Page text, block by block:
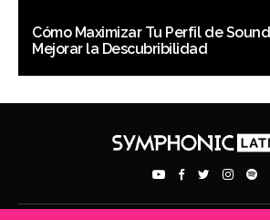
Cómo Maximizar Tu Perfil de
Mejorar la Descubribilidad